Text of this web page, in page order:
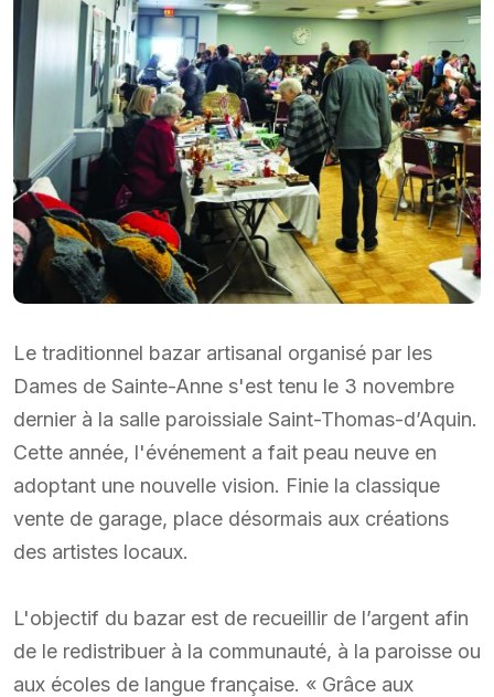
Le traditionnel bazar artisanal organisé par les
Dames de Sainte-Anne s'est tenu le 3 novembre
dernier à la salle paroissiale Saint-Thomas-d’Aquin.
Cette année, l'événement a fait peau neuve en
adoptant une nouvelle vision. Finie la classique
vente de garage, place désormais aux créations
des artistes locaux.
L'objectif du bazar est de recueillir de l’argent afin
de le redistribuer à la communauté, à la paroisse ou
aux écoles de langue française. « Grâce aux